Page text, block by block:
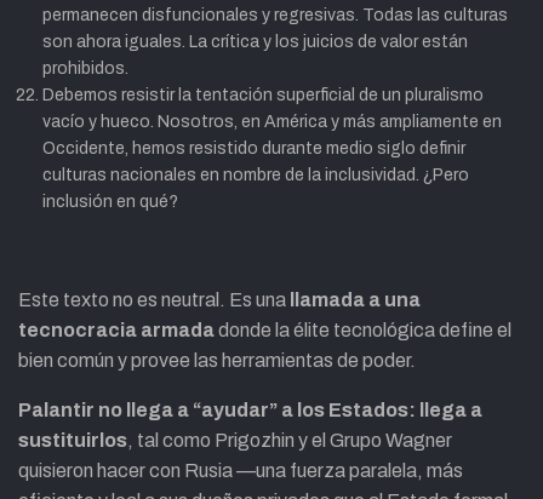
permanecen disfuncionales y regresivas. Todas las culturas
son ahora iguales. La crítica y los juicios de valor están
prohibidos.
Debemos resistir la tentación superficial de un pluralismo
vacío y hueco. Nosotros, en América y más ampliamente en
Occidente, hemos resistido durante medio siglo definir
culturas nacionales en nombre de la inclusividad. ¿Pero
inclusión en qué?
Este texto no es neutral. Es una
llamada a una
tecnocracia armadadonde la élite tecnológica define el
bien común y provee las herramientas de poder.
Palantir no llega a “ayudar” a los Estados: llega a
sustituirlos, tal como Prigozhin y el Grupo Wagner
quisieron hacer con Rusia —una fuerza paralela, más